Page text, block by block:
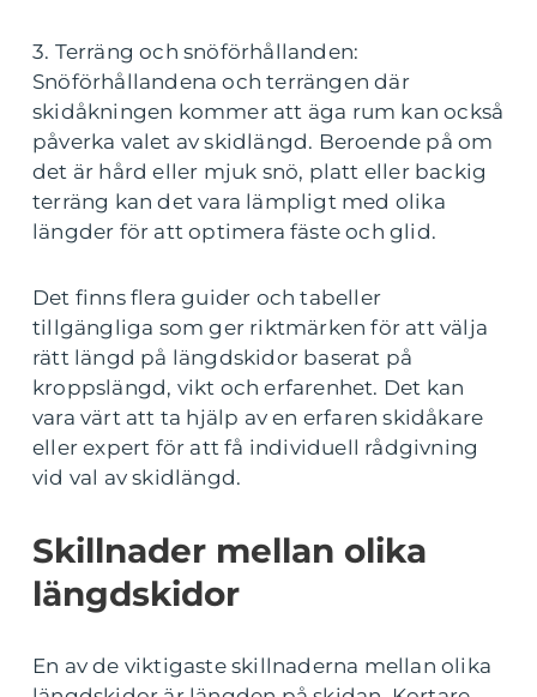
3. Terräng och snöförhållanden:
Snöförhållandena och terrängen där
skidåkningen kommer att äga rum kan också
påverka valet av skidlängd. Beroende på om
det är hård eller mjuk snö, platt eller backig
terräng kan det vara lämpligt med olika
längder för att optimera fäste och glid.
Det finns flera guider och tabeller
tillgängliga som ger riktmärken för att välja
rätt längd på längdskidor baserat på
kroppslängd, vikt och erfarenhet. Det kan
vara värt att ta hjälp av en erfaren skidåkare
eller expert för att få individuell rådgivning
vid val av skidlängd.
Skillnader mellan olika
längdskidor
En av de viktigaste skillnaderna mellan olika